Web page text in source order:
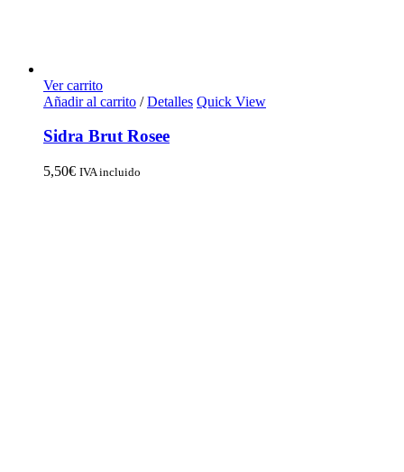
Ver carrito
Añadir al carrito / Detalles Quick View
Sidra Brut Rosee
5,50€ IVA incluido